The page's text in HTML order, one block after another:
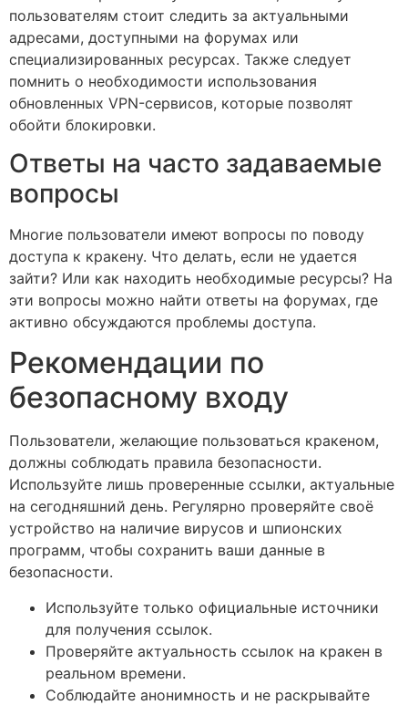
пользователям стоит следить за актуальными
адресами, доступными на форумах или
специализированных ресурсах. Также следует
помнить о необходимости использования
обновленных VPN-сервисов, которые позволят
обойти блокировки.
Ответы на часто задаваемые
вопросы
Многие пользователи имеют вопросы по поводу
доступа к кракену. Что делать, если не удается
зайти? Или как находить необходимые ресурсы? На
эти вопросы можно найти ответы на форумах, где
активно обсуждаются проблемы доступа.
Рекомендации по
безопасному входу
Пользователи, желающие пользоваться кракеном,
должны соблюдать правила безопасности.
Используйте лишь проверенные ссылки, актуальные
на сегодняшний день. Регулярно проверяйте своё
устройство на наличие вирусов и шпионских
программ, чтобы сохранить ваши данные в
безопасности.
Используйте только официальные источники
для получения ссылок.
Проверяйте актуальность ссылок на кракен в
реальном времени.
Соблюдайте анонимность и не раскрывайте